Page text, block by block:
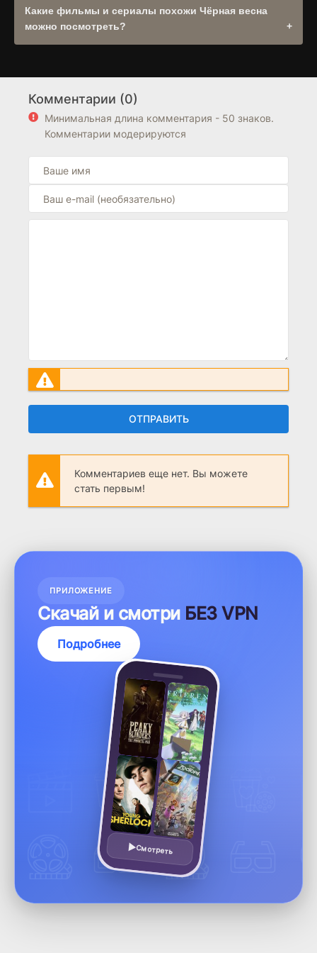
наличии оригинальной дорожки она будет доступна в
выборе озвучек плеера. .
Какие фильмы и сериалы похожи Чёрная весна
можно посмотреть?
выше блока FAQ на странице.
Комментарии (0)
Минимальная длина комментария - 50 знаков.
Комментарии модерируются
ОТПРАВИТЬ
Комментариев еще нет. Вы можете
стать первым!
ПРИЛОЖЕНИЕ
Скачай и смотри БЕЗ VPN
Подробнее
Смотреть